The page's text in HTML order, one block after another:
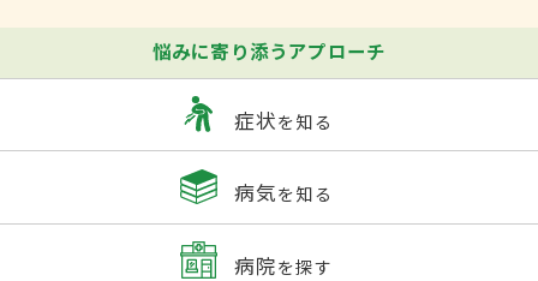
悩みに寄り添うアプローチ
症状を知る
病気を知る
病院を探す